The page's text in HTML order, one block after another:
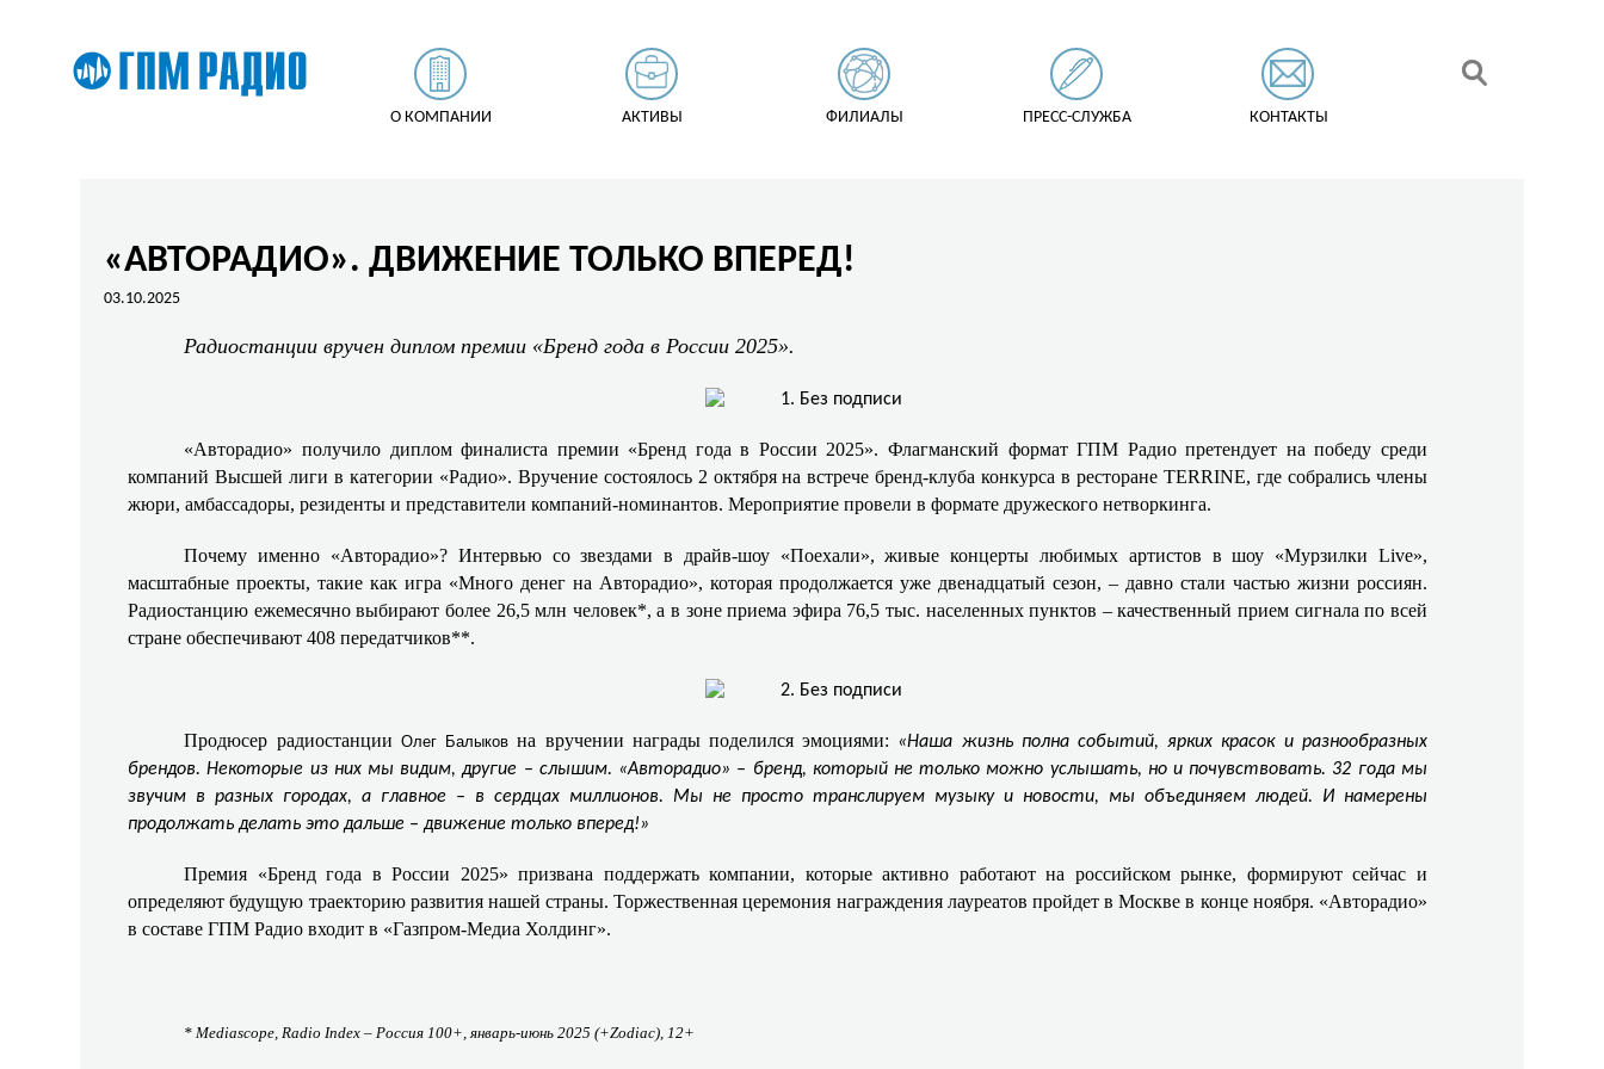
О КОМПАНИИ АКТИВЫ ФИЛИАЛЫ ПРЕСС-СЛУЖБА КОНТАКТЫ
«АВТОРАДИО». ДВИЖЕНИЕ ТОЛЬКО ВПЕРЕД!
03.10.2025
Радиостанции вручен диплом премии «Бренд года в России 2025».
«Авторадио» получило диплом финалиста премии «Бренд года в России 2025». Флагманский формат ГПМ Радио претендует на победу среди
компаний Высшей лиги в категории «Радио». Вручение состоялось 2 октября на встрече бренд-клуба конкурса в ресторане TERRINE, где собрались члены
жюри, амбассадоры, резиденты и представители компаний-номинантов. Мероприятие провели в формате дружеского нетворкинга.
Почему именно «Авторадио»? Интервью со звездами в драйв-шоу «Поехали», живые концерты любимых артистов в шоу «Мурзилки Live»,
масштабные проекты, такие как игра «Много денег на Авторадио», которая продолжается уже двенадцатый сезон, – давно стали частью жизни россиян.
Радиостанцию ежемесячно выбирают более 26,5 млн человек*, а в зоне приема эфира 76,5 тыс. населенных пунктов – качественный прием сигнала по всей
стране обеспечивают 408 передатчиков**.
Продюсер радиостанции Олег Балыков на вручении награды поделился эмоциями: «Наша жизнь полна событий, ярких красок и разнообразных
брендов. Некоторые из них мы видим, другие – слышим. «Авторадио» – бренд, который не только можно услышать, но и почувствовать. 32 года мы
звучим в разных городах, а главное – в сердцах миллионов. Мы не просто транслируем музыку и новости, мы объединяем людей. И намерены
продолжать делать это дальше – движение только вперед!»
Премия «Бренд года в России 2025» призвана поддержать компании, которые активно работают на российском рынке, формируют сейчас и
определяют будущую траекторию развития нашей страны. Торжественная церемония награждения лауреатов пройдет в Москве в конце ноября. «Авторадио»
в составе ГПМ Радио входит в «Газпром-Медиа Холдинг».
* Mediascope, Radio Index –Россия 100+,январь-июнь 2025 (+Zodiac), 12+